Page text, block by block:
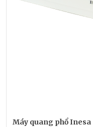
Máy quang phổ Inesa